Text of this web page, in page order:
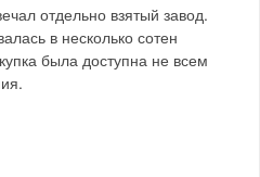
отдельно взятый завод.
в несколько сотен
была доступна не всем